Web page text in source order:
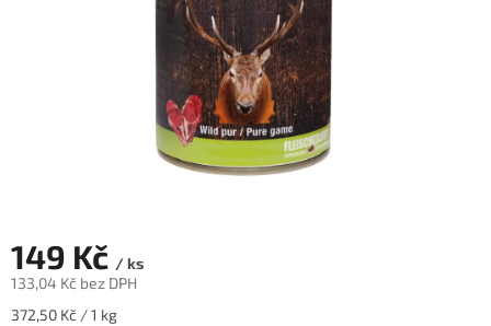
149 Kč / ks
133,04 Kč bez DPH
Měrná
372,50 Kč / 1 kg